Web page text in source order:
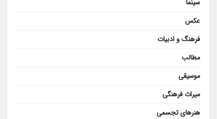
سینما
عکس
فرهنگ و ادبیات
مطالب
موسیقی
میراث فرهنگی
هنرهای تجسمی